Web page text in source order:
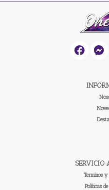
SERVICIO
Terminos
Políticas